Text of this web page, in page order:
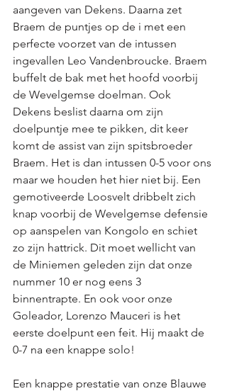
aangeven van Dekens. Daarna zet
Braem de puntjes op de i met een
perfecte voorzet van de intussen
ingevallen Leo Vandenbroucke. Braem
buffelt de bak met het hoofd voorbij
de Wevelgemse doelman. Ook
Dekens beslist daarna om zijn
doelpuntje mee te pikken, dit keer
komt de assist van zijn spitsbroeder
Braem. Het is dan intussen 0-5 voor ons
maar we houden het hier niet bij. Een
gemotiveerde Loosvelt dribbelt zich
knap voorbij de Wevelgemse defensie
op aanspelen van Kongolo en schiet
zo zijn hattrick. Dit moet wellicht van
de Miniemen geleden zijn dat onze
nummer 10 er nog eens 3
binnentrapte. En ook voor onze
Goleador, Lorenzo Mauceri is het
eerste doelpunt een feit. Hij maakt de
0-7 na een knappe solo!
Een knappe prestatie van onze Blauwe